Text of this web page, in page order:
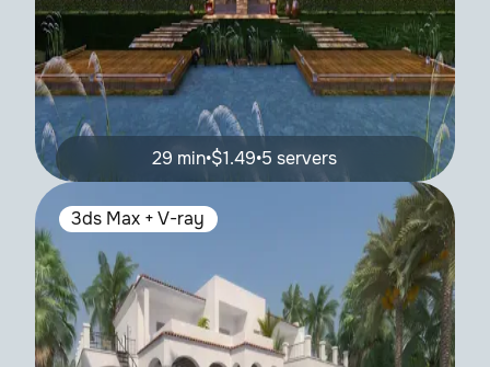
29 min•$1.49•5 servers
3ds Max + V-ray